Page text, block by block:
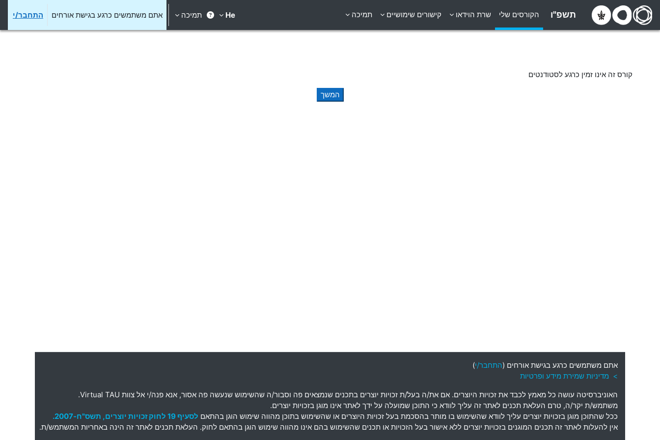
דילוג לתוכן הראשי
תשפ"ו הקורסים שלי שרת הוידאו קישורים שימושיים תמיכה He תמיכה אתם משתמשים כרגע בגישת אורחים התחבר/י
קורס זה אינו זמין כרגע לסטודנטים
המשך
אתם משתמשים כרגע בגישת אורחים (התחבר/י)
> מדיניות שמירת מידע ופרטיות
האוניברסיטה עושה כל מאמץ לכבד את זכויות היוצרים. אם את/ה בעל/ת זכויות יוצרים בתכנים שנמצאים פה וסבור/ה שהשימוש שנעשה פה אסור, אנא פנה/י אל צוות Virtual TAU.
משתמש/ת יקר/ה, טרם העלאת תכנים לאתר זה עליך לוודא כי התוכן שמועלה על ידך לאתר אינו מוגן בזכויות יוצרים.
ככל שהתוכן מוגן בזכויות יוצרים עליך לוודא שהשימוש בו מותר בהסכמת בעל זכויות היוצרים או שהשימוש בתוכן מהווה שימוש הוגן בהתאם לסעיף 19 לחוק זכויות יוצרים, תשס"ח-2007.
אין להעלות לאתר זה תכנים המוגנים בזכויות יוצרים ללא אישור בעל הזכויות או תכנים שהשימוש בהם אינו מהווה שימוש הוגן בהתאם לחוק. העלאת תכנים לאתר זה הינה באחריות המשתמש/ת.